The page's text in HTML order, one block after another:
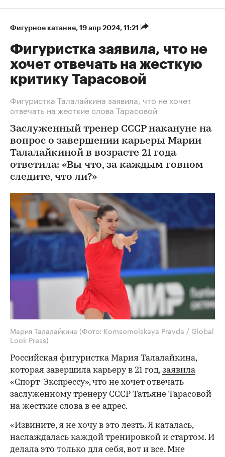
Фигурное катание⁠, 19 апр 2024, 11:21
Фигуристка заявила, что не
хочет отвечать на жесткую
критику Тарасовой
Фигуристка Талалайкина заявила, что не хочет
отвечать на жесткие слова Тарасовой
Заслуженный тренер СССР накануне на
вопрос о завершении карьеры Марии
Талалайкиной в возрасте 21 года
ответила: «Вы что, за каждым говном
следите, что ли?»
Мария Талалайкина (Фото: Komsomolskaya Pravda / Global
Look Press)
Российская фигуристка Мария Талалайкина,
которая завершила карьеру в 21 год,заявила
«Спорт-Экспрессу», что не хочет отвечать
заслуженному тренеру СССР Татьяне Тарасовой
на жесткие слова в ее адрес.
«Извините, я не хочу в это лезть. Я каталась,
наслаждалась каждой тренировкой и стартом. И
делала это только для себя, вот и все. Мне